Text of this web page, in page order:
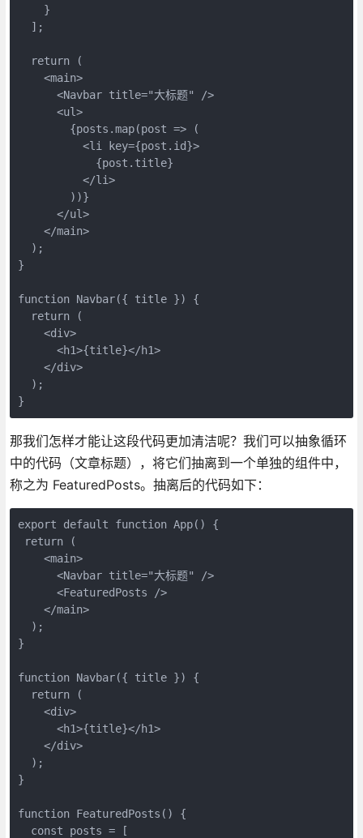
    }
  ];
  return (
    <main>
      <Navbar title="大标题" />
      <ul>
        {posts.map(post => (
          <li key={post.id}>
            {post.title}
          </li>
        ))}
      </ul>
    </main>
  );
}
function Navbar({ title }) {
  return (
    <div>
      <h1>{title}</h1>
    </div>
  );
}
那我们怎样才能让这段代码更加清洁呢？我们可以抽象循环
中的代码（文章标题），将它们抽离到一个单独的组件中，
称之为 FeaturedPosts。抽离后的代码如下：
export default function App() {
return (
    <main>
      <Navbar title="大标题" />
      <FeaturedPosts />
    </main>
  );
}
function Navbar({ title }) {
  return (
    <div>
      <h1>{title}</h1>
    </div>
  );
}
function FeaturedPosts() {
  const posts = [